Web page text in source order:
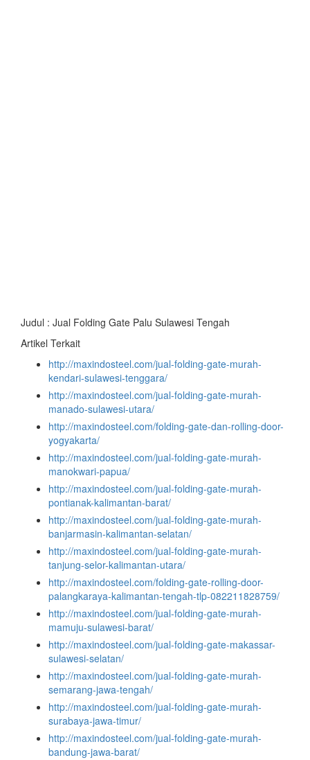
Judul : Jual Folding Gate Palu Sulawesi Tengah
Artikel Terkait
http://maxindosteel.com/jual-folding-gate-murah-
kendari-sulawesi-tenggara/
http://maxindosteel.com/jual-folding-gate-murah-
manado-sulawesi-utara/
http://maxindosteel.com/folding-gate-dan-rolling-door-
yogyakarta/
http://maxindosteel.com/jual-folding-gate-murah-
manokwari-papua/
http://maxindosteel.com/jual-folding-gate-murah-
pontianak-kalimantan-barat/
http://maxindosteel.com/jual-folding-gate-murah-
banjarmasin-kalimantan-selatan/
http://maxindosteel.com/jual-folding-gate-murah-
tanjung-selor-kalimantan-utara/
http://maxindosteel.com/folding-gate-rolling-door-
palangkaraya-kalimantan-tengah-tlp-082211828759/
http://maxindosteel.com/jual-folding-gate-murah-
mamuju-sulawesi-barat/
http://maxindosteel.com/jual-folding-gate-makassar-
sulawesi-selatan/
http://maxindosteel.com/jual-folding-gate-murah-
semarang-jawa-tengah/
http://maxindosteel.com/jual-folding-gate-murah-
surabaya-jawa-timur/
http://maxindosteel.com/jual-folding-gate-murah-
bandung-jawa-barat/